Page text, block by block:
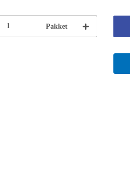
Pakket